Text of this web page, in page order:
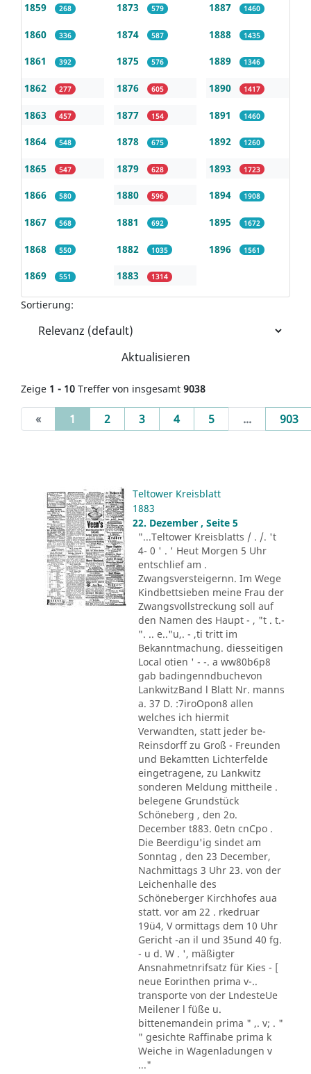
1859 268
1860 336
1861 392
1862 277
1863 457
1864 548
1865 547
1866 580
1867 568
1868 550
1869 551
1873 579
1874 587
1875 576
1876 605
1877 154
1878 675
1879 628
1880 596
1881 692
1882 1035
1883 1314
1887 1460
1888 1435
1889 1346
1890 1417
1891 1460
1892 1260
1893 1723
1894 1908
1895 1672
1896 1561
Sortierung:
Aktualisieren
Zeige 1 - 10 Treffer von insgesamt 9038
« 1 (current)
2 3 4 5 ... 903
Teltower Kreisblatt
1883
22. Dezember , Seite 5
"...Teltower Kreisblatts / . /. 't
4- 0 ' . ' Heut Morgen 5 Uhr
entschlief am .
Zwangsversteigernn. Im Wege
Kindbettsieben meine Frau der
Zwangsvollstreckung soll auf
den Namen des Haupt - , "t . t.-
". .. e.."u,. - ,ti tritt im
Bekanntmachung. diesseitigen
Local otien ' - -. a ww80b6p8
gab badingenndbuchevon
LankwitzBand l Blatt Nr. manns
a. 37 D. :7iroOpon8 allen
welches ich hiermit
Verwandten, statt jeder be-
Reinsdorff zu Groß - Freunden
und Bekamtten Lichterfelde
eingetragene, zu Lankwitz
sonderen Meldung mittheile .
belegene Grundstück
Schöneberg , den 2o.
December t883. 0etn cnCpo .
Die Beerdigu'ig sindet am
Sonntag , den 23 December,
Nachmittags 3 Uhr 23. von der
Leichenhalle des
Schöneberger Kirchhofes aua
statt. vor am 22 . rkedruar
19ü4, V ormittags dem 10 Uhr
Gericht -an il und 35und 40 fg.
- u d. W . ', mäßigter
Ansnahmetnrifsatz für Kies - [
neue Eorinthen prima v-..
transporte von der LndesteUe
Meilener l füße u.
bittenemandein prima " ,. v; . "
" gesichte Raffinabe prima k
Weiche in Wagenladungen v
..."